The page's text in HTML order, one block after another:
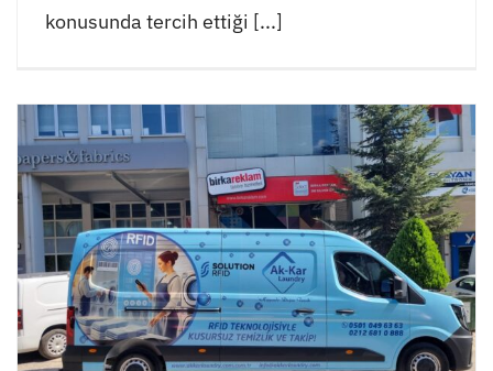
konusunda tercih ettiği [...]